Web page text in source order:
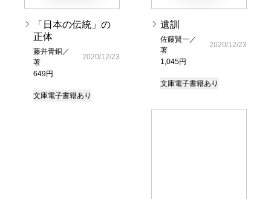
「日本の伝統」の
正体
藤井青銅／
著
649円
2020/12/23
文庫電子書籍あり
遺訓
佐藤賢一／
著
1,045円
2020/12/23
文庫電子書籍あり